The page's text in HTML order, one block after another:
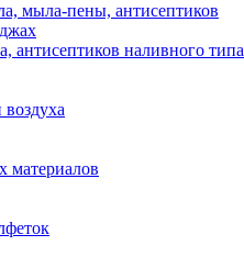
мыла-пены, антисептиков
антисептиков наливного типа
материалов